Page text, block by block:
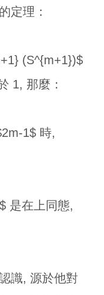
定理：
(S^{m+1})$
1, 那麼：
1$ 時,
是在上同態,
識, 源於他對